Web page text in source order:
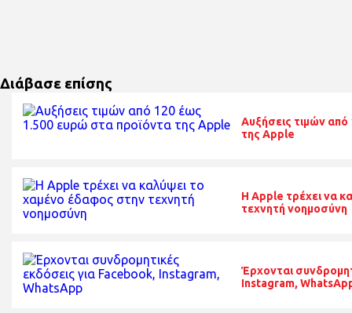
Διάβασε επίσης
Αυξήσεις τιμών
της Apple
Η Apple τρέχει να
τεχνητή νοημοσύνη
Έρχονται
Instagram,